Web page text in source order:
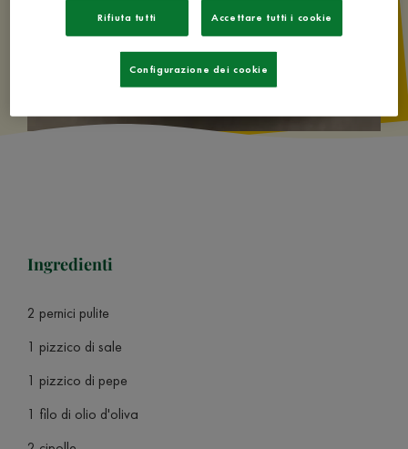
Ingredienti
2 pernici pulite
1 pizzico di sale
1 pizzico di pepe
1 filo di olio d'oliva
Rifiuta tutti Accettare tutti i cookie
Configurazione dei cookie